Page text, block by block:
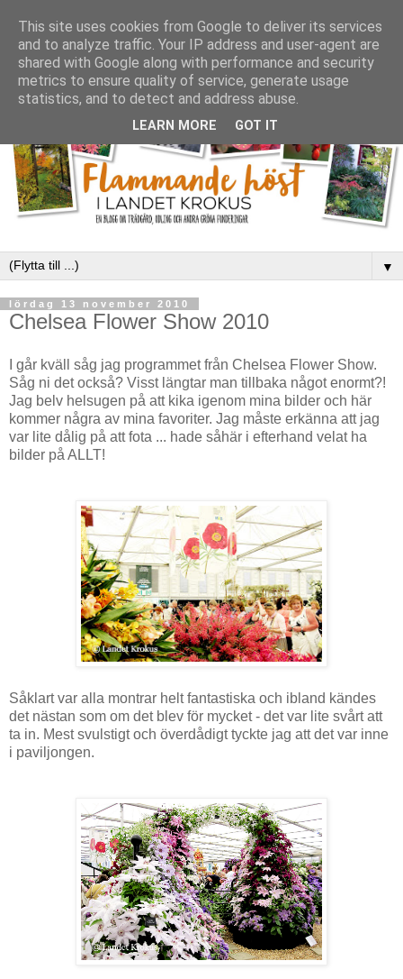
▼
lördag 13 november 2010
Chelsea Flower Show 2010
I går kväll såg jag programmet från Chelsea Flower Show.
Såg ni det också? Visst längtar man tillbaka något enormt?!
Jag belv helsugen på att kika igenom mina bilder och här
kommer några av mina favoriter. Jag måste erkänna att jag
var lite dålig på att fota ... hade såhär i efterhand velat ha
bilder på ALLT!
Såklart var alla montrar helt fantastiska och ibland kändes
det nästan som om det blev för mycket - det var lite svårt att
ta in. Mest svulstigt och överdådigt tyckte jag att det var inne
i paviljongen.
This site uses cookies from Google to deliver its services
and to analyze traffic. Your IP address and user-agent are
shared with Google along with performance and security
metrics to ensure quality of service, generate usage
statistics, and to detect and address abuse.
LEARN MORE GOT IT